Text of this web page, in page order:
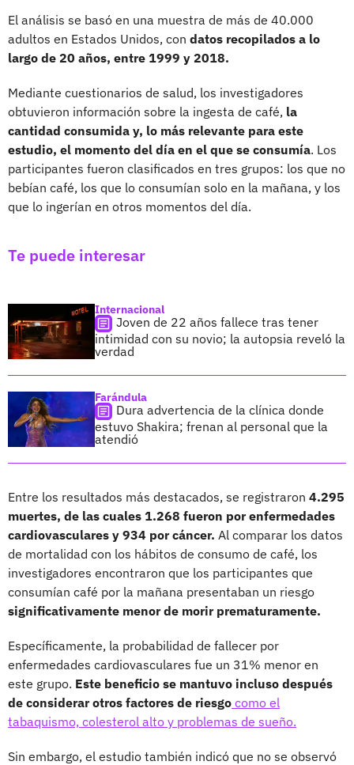
El análisis se basó en una muestra de más de 40.000
adultos en Estados Unidos, con datos recopilados a lo
largo de 20 años, entre 1999 y 2018.
Mediante cuestionarios de salud, los investigadores
obtuvieron información sobre la ingesta de café, la
cantidad consumida y, lo más relevante para este
estudio, el momento del día en el que se consumía. Los
participantes fueron clasificados en tres grupos: los que no
bebían café, los que lo consumían solo en la mañana, y los
que lo ingerían en otros momentos del día.
Te puede interesar
Internacional
Joven de 22 años fallece tras tener
intimidad con su novio; la autopsia reveló la
verdad
Farándula
Dura advertencia de la clínica donde
estuvo Shakira; frenan al personal que la
atendió
Entre los resultados más destacados, se registraron 4.295
muertes, de las cuales 1.268 fueron por enfermedades
cardiovasculares y 934 por cáncer. Al comparar los datos
de mortalidad con los hábitos de consumo de café, los
investigadores encontraron que los participantes que
consumían café por la mañana presentaban un riesgo
significativamente menor de morir prematuramente.
Específicamente, la probabilidad de fallecer por
enfermedades cardiovasculares fue un 31% menor en
este grupo. Este beneficio se mantuvo incluso después
de considerar otros factores de riesgo como el
tabaquismo, colesterol alto y problemas de sueño.
Sin embargo, el estudio también indicó que no se observó